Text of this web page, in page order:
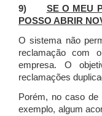
9) SE O MEU
POSSO ABRIR
O sistema não
reclamação com
empresa. O
reclamações
Porém, no caso
exemplo, algum